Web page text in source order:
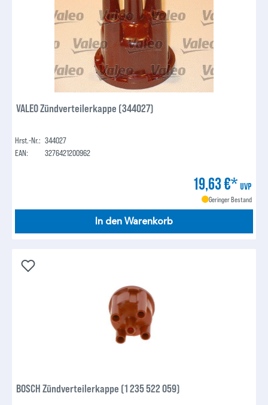
VALEO Zündverteilerkappe (344027)
Hrst.-Nr.: 344027
EAN:
3276421200962
19,63 €* UVP
Geringer Bestand
In den Warenkorb
BOSCH Zündverteilerkappe (1 235 522 059)